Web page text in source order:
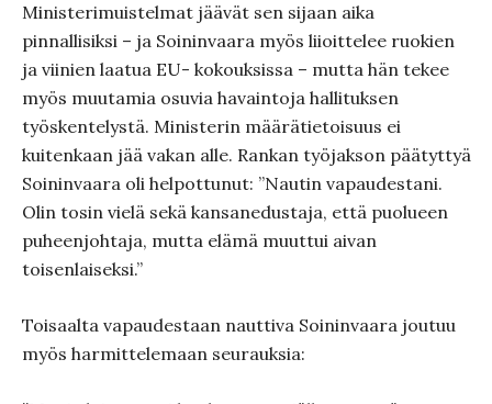
Ministerimuistelmat jäävät sen sijaan aika
pinnallisiksi – ja Soininvaara myös liioittelee ruokien
ja viinien laatua EU- kokouksissa – mutta hän tekee
myös muutamia osuvia havaintoja hallituksen
työskentelystä. Ministerin määrätietoisuus ei
kuitenkaan jää vakan alle. Rankan työjakson päätyttyä
Soininvaara oli helpottunut: ”Nautin vapaudestani.
Olin tosin vielä sekä kansanedustaja, että puolueen
puheenjohtaja, mutta elämä muuttui aivan
toisenlaiseksi.”
Toisaalta vapaudestaan nauttiva Soininvaara joutuu
myös harmittelemaan seurauksia: